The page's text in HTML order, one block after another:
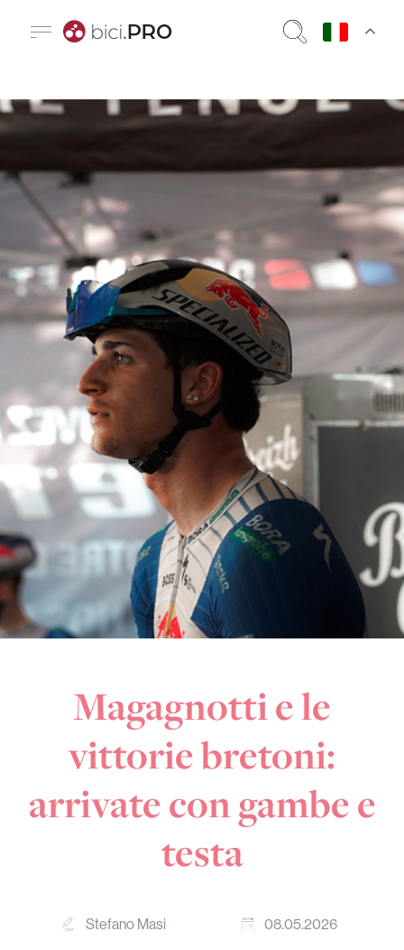
Magagnotti e le
vittorie bretoni:
arrivate con gambe e
testa
Stefano Masi 08.05.2026